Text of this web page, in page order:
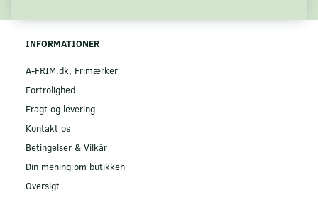
INFORMATIONER
A-FRIM.dk, Frimærker
Fortrolighed
Fragt og levering
Kontakt os
Betingelser & Vilkår
Din mening om butikken
Oversigt